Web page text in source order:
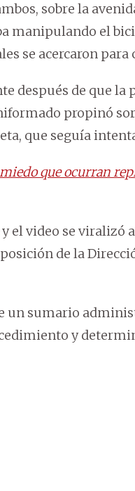
sobre la
manipulando el
se acercaron
después de que la
propinó
que seguía
que ocurran
el video se viralizó
de la
sumario
y